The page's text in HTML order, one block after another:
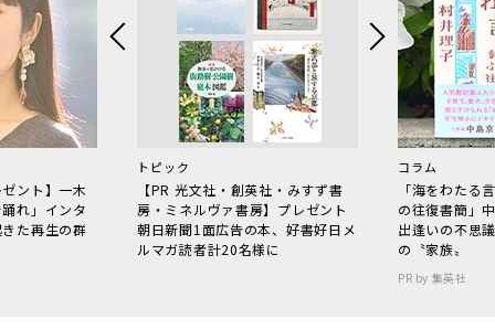
ント】一木
れ」インタ
た再生の群
トピック
【PR 光文社・創英社・みすず書
房・ミネルヴァ書房】プレゼント
朝日新聞1面広告の本、好書好日メ
ルマガ読者計20名様に
コラム
「海をわた
の往復書簡」
出逢いの不思
の〝家族〟
PR by 集英社